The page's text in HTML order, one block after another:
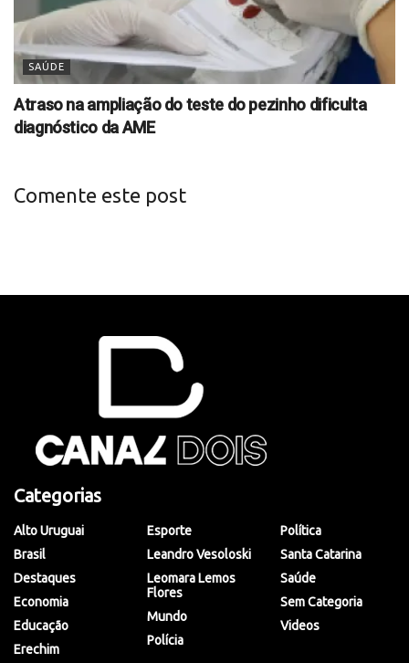
SAÚDE
Atraso na ampliação do teste do pezinho dificulta
diagnóstico da AME
Comente este post
Categorias
Alto Uruguai
Brasil
Destaques
Economia
Educação
Erechim
Esporte
Leandro Vesoloski
Leomara Lemos
Flores
Mundo
Polícia
Política
Santa Catarina
Saúde
Sem Categoria
Videos